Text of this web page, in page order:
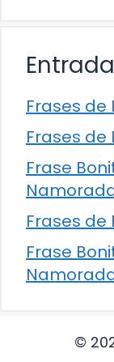
Frases de
Frases de
Frase
Frases de
Frase
©